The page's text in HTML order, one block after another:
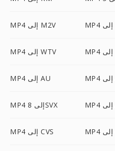
MP4 إلى M2V
MP4 إلى WTV
MP4 إلى AU
MP4 إلى 8SVX
MP4 إلى CVS